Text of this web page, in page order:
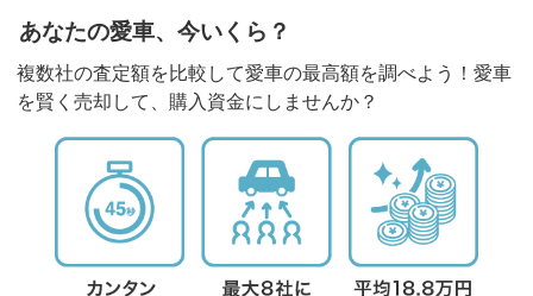
あなたの愛車、今いくら？
複数社の査定額を比較して愛車の最高額を調べよう！愛車
を賢く売却して、購入資金にしませんか？